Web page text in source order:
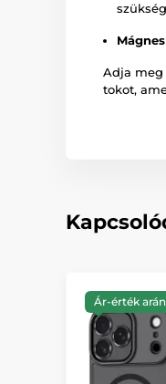
Adja meg
tokot,
Ár-érték